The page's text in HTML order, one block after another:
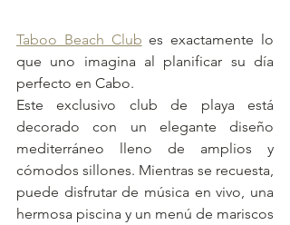
Taboo Beach Club es exactamente lo
que uno imagina al planificar su día
perfecto en Cabo.
Este exclusivo club de playa está
decorado con un elegante diseño
mediterráneo lleno de amplios y
cómodos sillones. Mientras se recuesta,
puede disfrutar de música en vivo, una
hermosa piscina y un menú de mariscos